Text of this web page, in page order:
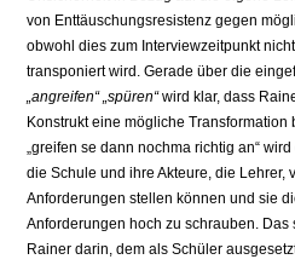
von Enttäuschungsresistenz gegen
obwohl dies zum Interviewzeitpunkt
transponiert wird. Gerade über die
„angreifen“ „spüren“wird klar, dass
Konstrukt eine mögliche Transformation
„greifen se dann nochma richtig an“
die Schule und ihre Akteure, die Lehrer,
Anforderungen stellen können und sie
Anforderungen hoch zu schrauben.
Rainer darin, dem als Schüler